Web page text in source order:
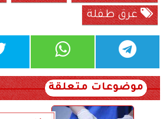
غرق طفلة
موضوعات متعلقة